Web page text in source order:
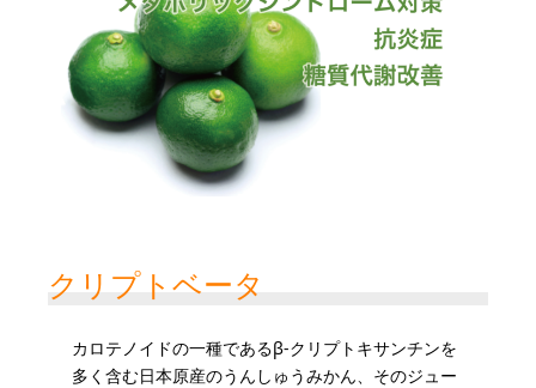
クリプトベータ
カロテノイドの一種であるβ-クリプトキサンチンを
多く含む日本原産のうんしゅうみかん、そのジュー